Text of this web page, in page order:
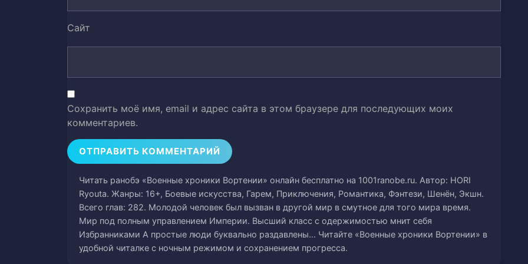
Том 2: Глава 19. Вспышка войны (часть 2)
48 Том 2: Глава 20. Оборонительная война (часть 1)
Том 2: Глава 21. Оборонительная война (часть 2)
50 Том 2: Глава 22. Оборонительная война (часть 3)
51 Том 2: Глава 23. Оборонительная война (часть 4)
Сайт
Сохранить моё имя, email и адрес сайта в этом браузере для последующих моих
комментариев.
Читать ранобэ «Военные хроники Вортении» онлайн бесплатно на 1001ranobe.ru. Автор: HORI
Ryouta. Жанры: 16+, Боевые искусства, Гарем, Приключения, Романтика, Фэнтези, Шенён, Экшн.
Всего глав: 282. Молодой человек был вызван в другой мир в смутное для того мира время.
Мир под полным управлением Империи. Высший класс с одержимостью мнит себя
Избранниками А простые люди буквально раздавлены… Читайте «Военные хроники Вортении» в
удобной читалке с ночным режимом и сохранением прогресса.